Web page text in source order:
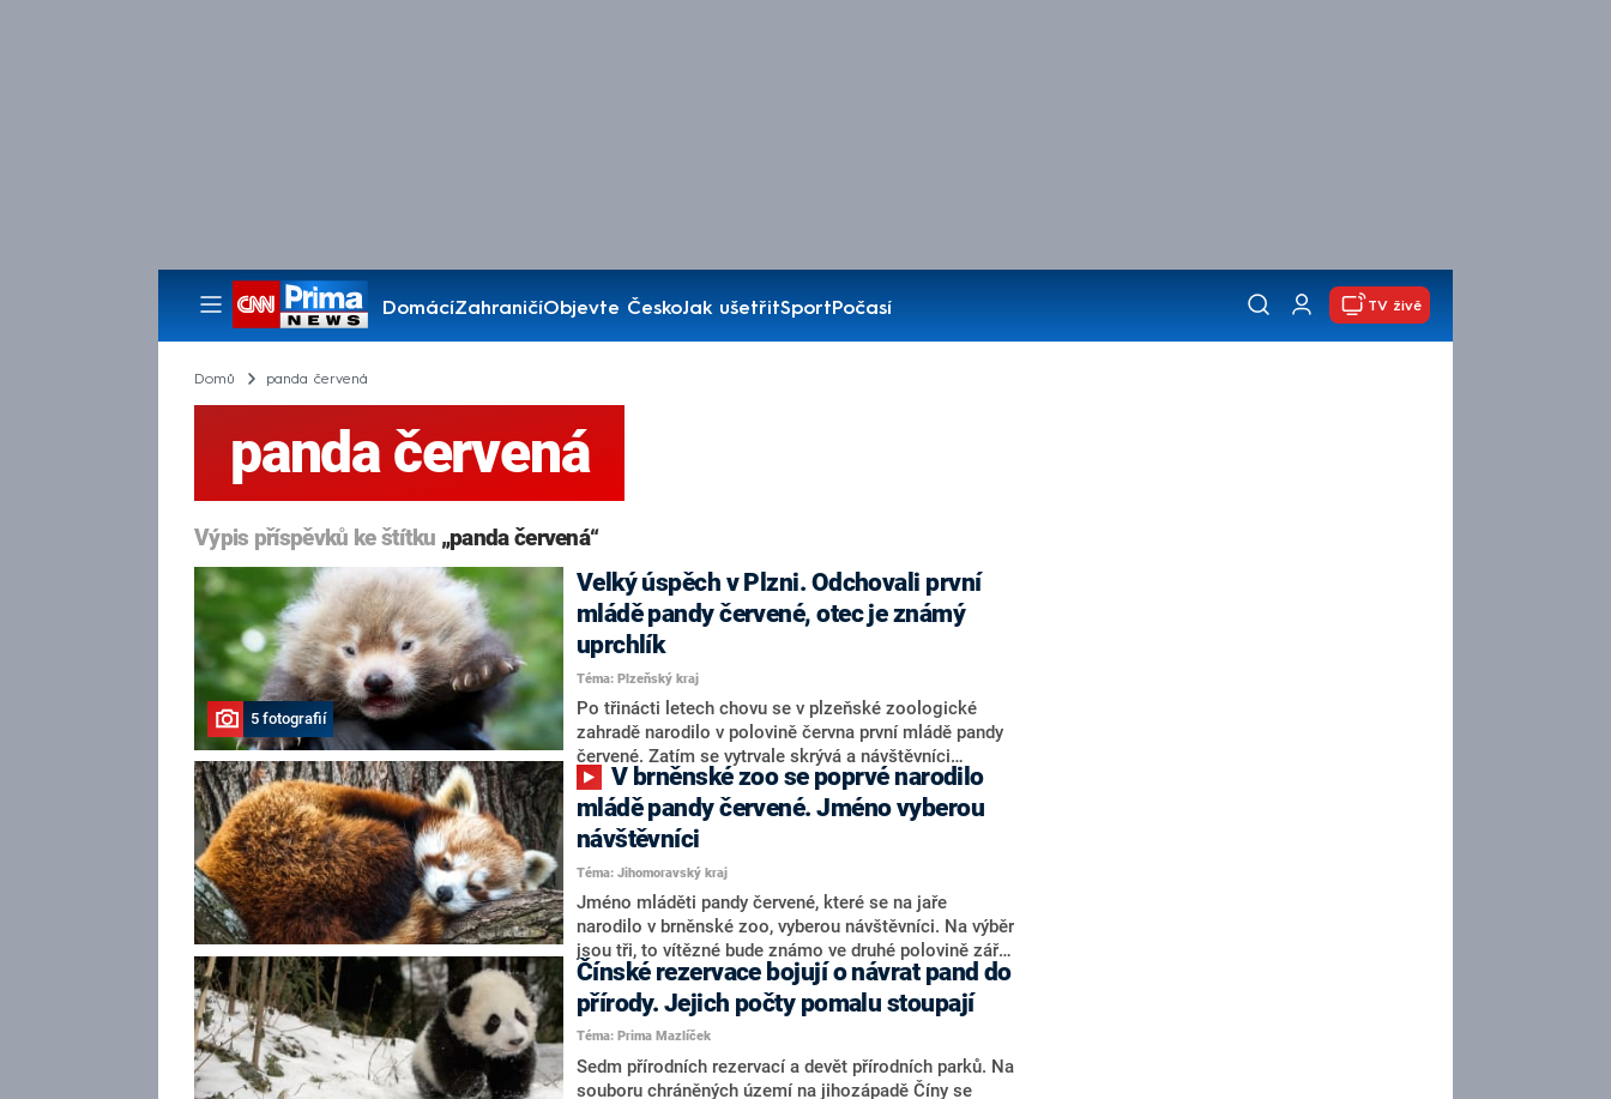
DomácíZahraničíObjevte ČeskoJak ušetřitSportPočasí
Pořady
TV živě
Domů panda červená
panda červená
Výpis příspěvků ke štítku „panda červená“
5 fotografií
Velký úspěch v Plzni. Odchovali první
mládě pandy červené, otec je známý
uprchlík
Téma: Plzeňský kraj
Po třinácti letech chovu se v plzeňské zoologické
zahradě narodilo v polovině června první mládě pandy
červené. Zatím se vytrvale skrývá a návštěvníci
zahrady ho budou moci ve výběhu pozorovat až na
podzim. Zoologové a chovatelé proto žádají u výběhu
pand o trpělivost a klid, řekl mluvčí zoo Martin
Vobruba.
mládě pandy červené. Jméno vyberou
návštěvníci
Téma: Jihomoravský kraj
Jméno mláděti pandy červené, které se na jaře
narodilo v brněnské zoo, vyberou návštěvníci. Na výběr
jsou tři, to vítězné bude známo ve druhé polovině září.
V tiskové zprávě to dnes uvedl mluvčí zahrady Michal
Vaňáč. Mládě přišlo na svět už na konci května, matka
ho ukázala chovatelům a návštěvníkům až v polovině
srpna. Zoo Brno chová pandy červené od roku 2013,
až dosud ale bez mláďat.
Čínské rezervace bojují o návrat pand do
přírody. Jejich počty pomalu stoupají
Téma: Prima Mazlíček
Sedm přírodních rezervací a devět přírodních parků. Na
souboru chráněných území na jihozápadě Číny se